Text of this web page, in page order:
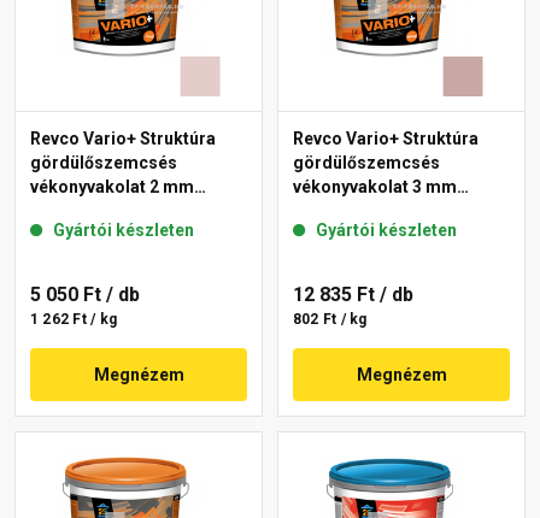
Revco Vario+ Struktúra
gördülőszemcsés
vékonyvakolat 2 mm
Gyártói készleten
5 050 Ft / db
1 262 Ft / kg
Megnézem
Revco Vario+ Struktúra
gördülőszemcsés
vékonyvakolat 3 mm
Gyártói készleten
12 835 Ft / db
802 Ft / kg
Megnézem